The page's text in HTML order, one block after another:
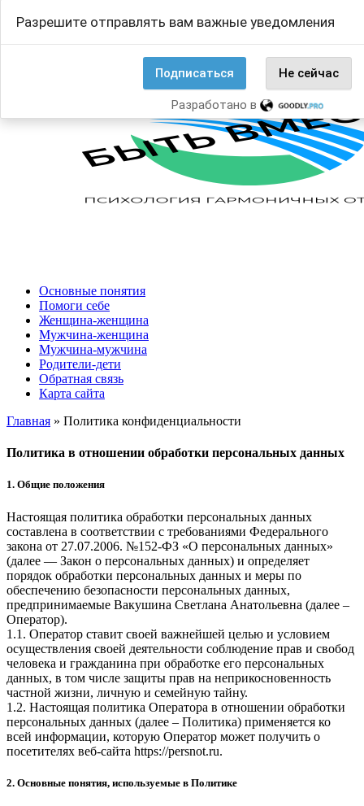
содержанию
for:
Основные понятия
Помоги себе
Женщина-женщина
Мужчина-женщина
Мужчина-мужчина
Родители-дети
Обратная связь
Карта сайта
Главная » Политика конфиденциальности
Политика в отношении обработки персональных данных
1. Общие положения
Настоящая политика обработки персональных данных
составлена в соответствии с требованиями Федерального
закона от 27.07.2006. №152-ФЗ «О персональных данных»
(далее — Закон о персональных данных) и определяет
порядок обработки персональных данных и меры по
обеспечению безопасности персональных данных,
предпринимаемые Вакушина Светлана Анатольевна (далее –
Оператор).
1.1. Оператор ставит своей важнейшей целью и условием
осуществления своей деятельности соблюдение прав и свобод
человека и гражданина при обработке его персональных
данных, в том числе защиты прав на неприкосновенность
частной жизни, личную и семейную тайну.
1.2. Настоящая политика Оператора в отношении обработки
персональных данных (далее – Политика) применяется ко
всей информации, которую Оператор может получить о
посетителях веб-сайта https://persnot.ru.
2. Основные понятия, используемые в Политике
Разрешите отправлять вам важные уведомления
Подписаться Не сейчас
Разработано в